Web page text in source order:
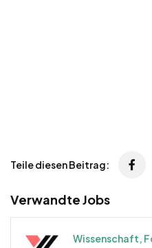
Teile diesen Beitrag:
Verwandte Jobs
Wissenschaft,